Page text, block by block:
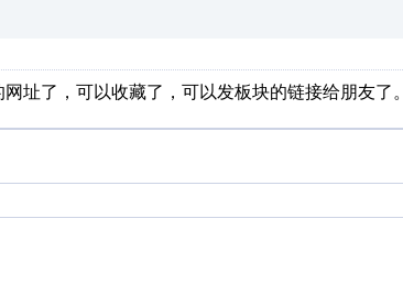
址了，可以收藏了，可以发板块的链接给朋友了。